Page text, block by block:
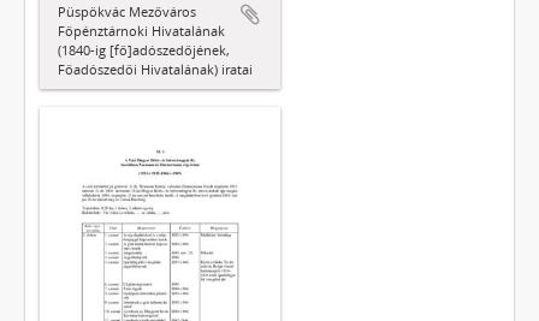
Püspökvác Mezőváros
Főpénztárnoki Hivatalának
(1840-ig [fő]adószedőjének,
Főadószedői Hivatalának) iratai